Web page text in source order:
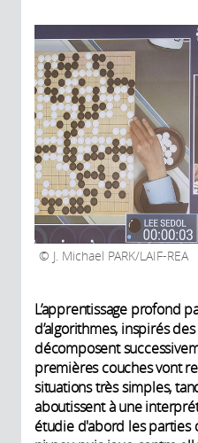
J. Michael PARK/LAIF-REA
L’apprentissage profond
d’algorithmes, inspirés
décomposent
premières couches vont
situations très simples,
aboutissent à une
étudie d'abord les